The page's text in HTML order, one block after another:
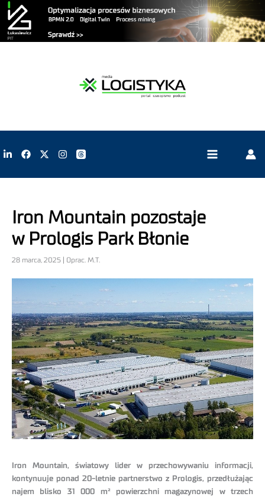
Iron Mountain pozostaje
w Prologis Park Błonie
28 marca, 2025 | Oprac. M.T.
Iron Mountain, światowy lider w przechowywaniu informacji,
kontynuuje ponad 20-letnie partnerstwo z Prologis, przedłużając
najem blisko 31 000 m² powierzchni magazynowej w trzech